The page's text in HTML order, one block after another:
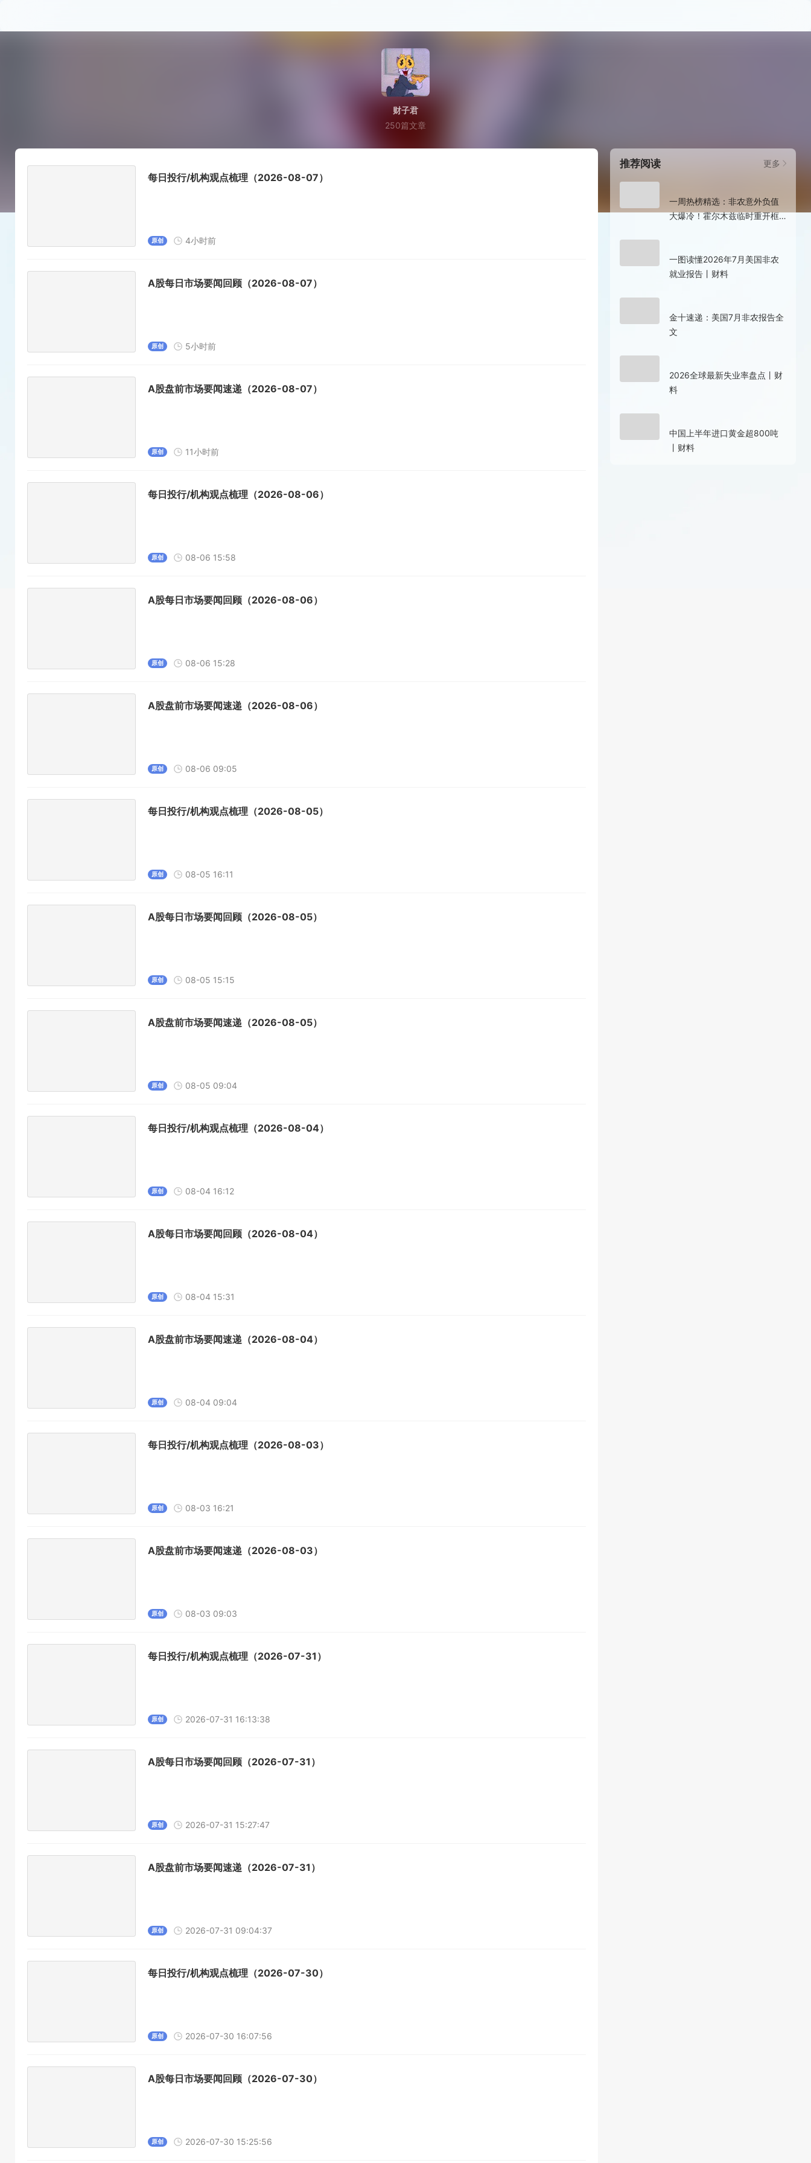
财子君
250篇文章
每日投行/机构观点梳理（2026-08-07）
原创 4小时前
A股每日市场要闻回顾（2026-08-07）
原创 5小时前
A股盘前市场要闻速递（2026-08-07）
原创 11小时前
每日投行/机构观点梳理（2026-08-06）
原创 08-06 15:58
A股每日市场要闻回顾（2026-08-06）
原创 08-06 15:28
A股盘前市场要闻速递（2026-08-06）
原创 08-06 09:05
每日投行/机构观点梳理（2026-08-05）
原创 08-05 16:11
A股每日市场要闻回顾（2026-08-05）
原创 08-05 15:15
A股盘前市场要闻速递（2026-08-05）
原创 08-05 09:04
每日投行/机构观点梳理（2026-08-04）
原创 08-04 16:12
A股每日市场要闻回顾（2026-08-04）
原创 08-04 15:31
A股盘前市场要闻速递（2026-08-04）
原创 08-04 09:04
每日投行/机构观点梳理（2026-08-03）
原创 08-03 16:21
A股盘前市场要闻速递（2026-08-03）
原创 08-03 09:03
每日投行/机构观点梳理（2026-07-31）
原创 2026-07-31 16:13:38
A股每日市场要闻回顾（2026-07-31）
原创 2026-07-31 15:27:47
A股盘前市场要闻速递（2026-07-31）
原创 2026-07-31 09:04:37
每日投行/机构观点梳理（2026-07-30）
原创 2026-07-30 16:07:56
A股每日市场要闻回顾（2026-07-30）
原创 2026-07-30 15:25:56
推荐阅读 更多
一周热榜精选：非农意外负值
大爆冷！霍尔木兹临时重开框
一图读懂2026年7月美国非农
就业报告丨财料
金十速递：美国7月非农报告全
文
2026全球最新失业率盘点丨财
料
中国上半年进口黄金超800吨
丨财料